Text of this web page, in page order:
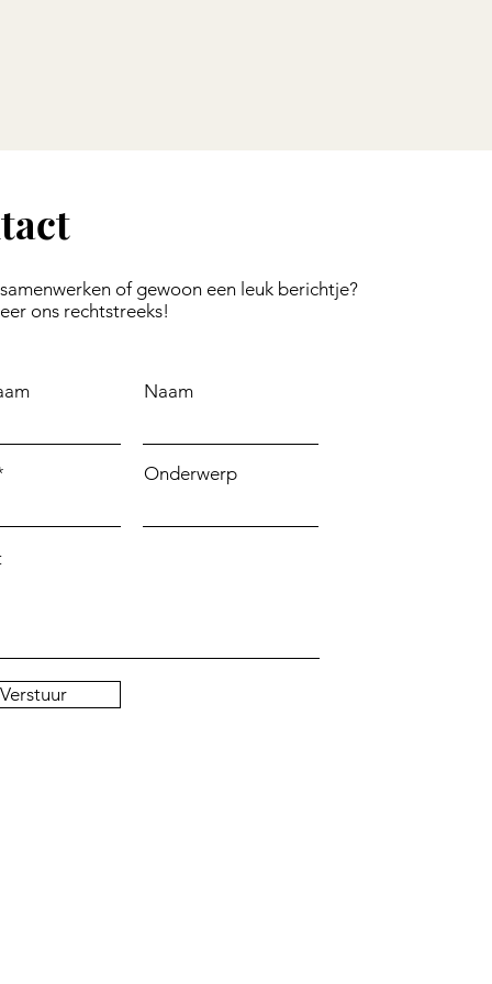
of gewoon een leuk berichtje?
ons rechtstreeks!
Naam
Onderwerp
Verstuur